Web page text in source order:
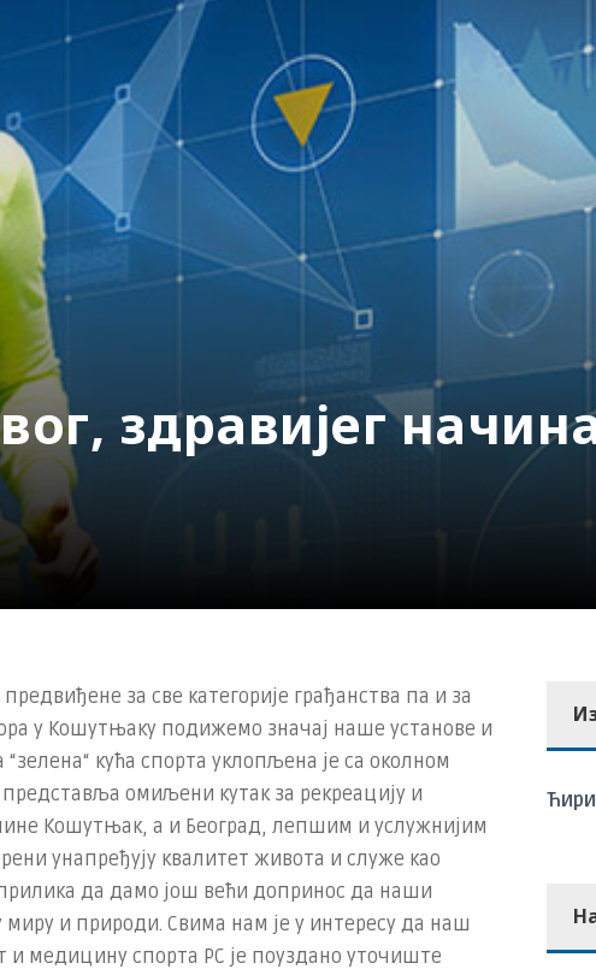
здравијег
за све категорије грађанства па и за
у Кошутњаку подижемо значај наше установе и
кућа спорта уклопљена је са околном
омиљени кутак за рекреацију и
Кошутњак, а и Београд, лепшим и услужнијим
унапређују квалитет живота и служе као
да дамо још већи допринос да наши
и природи. Свима нам је у интересу да наш
и медицину спорта РС је поуздано уточиште